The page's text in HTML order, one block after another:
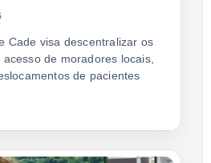
Cade visa descentralizar os
de moradores locais,
de pacientes